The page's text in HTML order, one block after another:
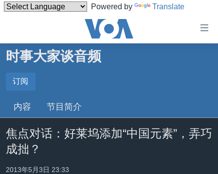
Powered by Translate
碍
到
内
跳
转
主页
美国
台湾
港澳
国际
最新国际新闻
分类新闻
时事大家谈音频
订阅
Spotify
订阅
内容 节目简介
焦点对话：好莱坞添加“中国元素”，弄巧
成拙？
2013年5月3日 23:33